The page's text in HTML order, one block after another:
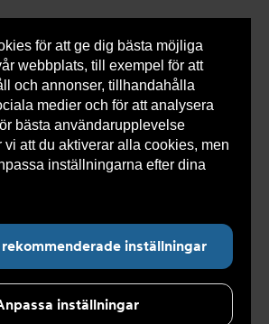
för att ge dig bästa möjliga
webbplats, till exempel för att
och annonser, tillhandahålla
medier och för att analysera
bästa användarupplevelse
vi att du aktiverar alla cookies, men
inställningarna efter dina
inställningar
inställningar
0 varorSnabborder
> Luft- och partikelavskiljare
anslutning >
Ytbehandlat
> Smutsfilter AT 4028CE25